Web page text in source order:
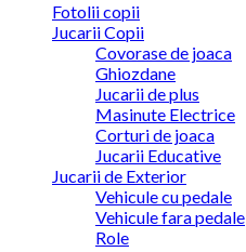
Fotolii copii
Jucarii Copii
Covorase de joaca
Ghiozdane
Jucarii de plus
Masinute Electrice
Corturi de joaca
Jucarii Educative
Jucarii de Exterior
Vehicule cu pedale
Vehicule fara pedale
Role